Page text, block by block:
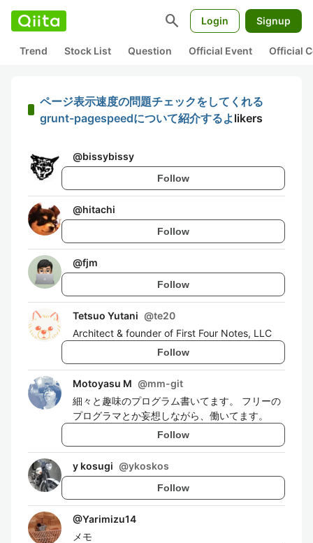
search Login Signup
Trend Stock List Question Official Event Official
ページ表示速度の問題チェックをしてくれる
grunt-pagespeedについて紹介するよlikers
@bissybissy
Follow
@hitachi
Follow
@fjm
Follow
Tetsuo Yutani @te20
Architect & founder of First Four Notes, LLC
Follow
Motoyasu M @mm-git
細々と趣味のプログラム書いてます。 フリーの
プログラマとか妄想しながら、働いてます。
Follow
y kosugi @ykoskos
Follow
@Yarimizu14
メモ